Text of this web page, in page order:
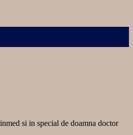
si in special de doamna doctor